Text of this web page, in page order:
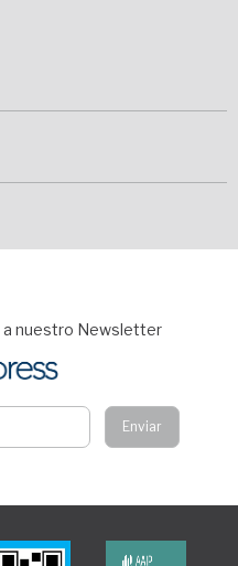
a nuestro Newsletter